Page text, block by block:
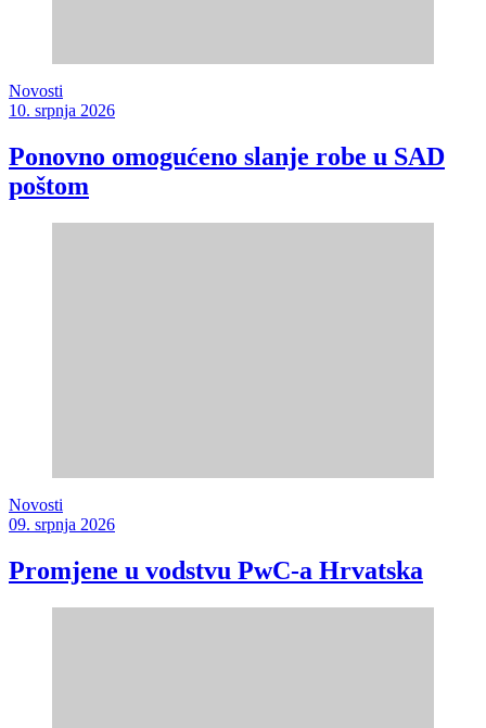
Novosti
10. srpnja 2026
Ponovno omogućeno slanje robe u SAD
poštom
Novosti
09. srpnja 2026
Promjene u vodstvu PwC-a Hrvatska